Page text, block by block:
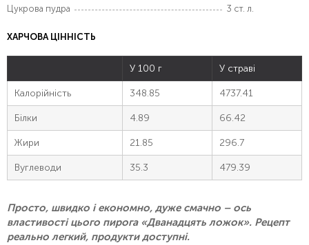
Цукрова пудра
3 ст. л.
ХАРЧОВА ЦІННІСТЬ
У 100 г У страві
Калорійність 348.85 4737.41
Білки 4.89 66.42
Жири 21.85 296.7
Вуглеводи 35.3 479.39
Просто, швидко і економно, дуже смачно – ось
властивості цього пирога «Дванадцять ложок». Рецепт
реально легкий, продукти доступні.